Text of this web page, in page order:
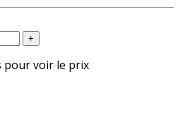
+
pour voir le prix